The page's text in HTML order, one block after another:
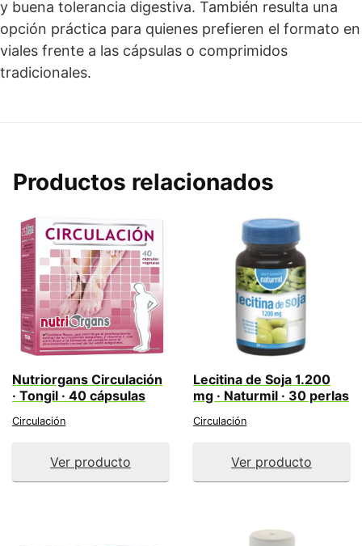
y buena tolerancia digestiva. También resulta una
opción práctica para quienes prefieren el formato en
viales frente a las cápsulas o comprimidos
tradicionales.
Productos relacionados
Nutriorgans Circulación
· Tongil · 40 cápsulas
Circulación
Ver producto
Lecitina de Soja 1.200
mg · Naturmil · 30 perlas
Circulación
Ver producto